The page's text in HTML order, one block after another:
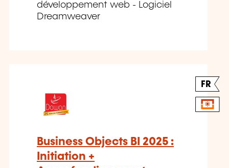
développement web - Logiciel
Dreamweaver
FR
Business Objects BI 2025 :
Initiation +